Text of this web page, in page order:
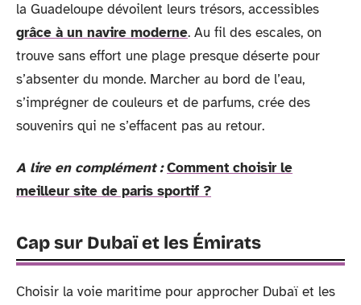
la Guadeloupe dévoilent leurs trésors, accessibles
grâce à un navire moderne. Au fil des escales, on
trouve sans effort une plage presque déserte pour
s’absenter du monde. Marcher au bord de l’eau,
s’imprégner de couleurs et de parfums, crée des
souvenirs qui ne s’effacent pas au retour.
A lire en complément : Comment choisir le
meilleur site de paris sportif ?
Cap sur Dubaï et les Émirats
Choisir la voie maritime pour approcher Dubaï et les